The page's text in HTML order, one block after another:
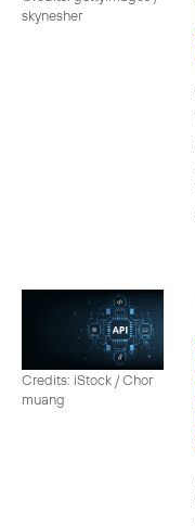
skynesher
Credits: iStock / Chor
muang